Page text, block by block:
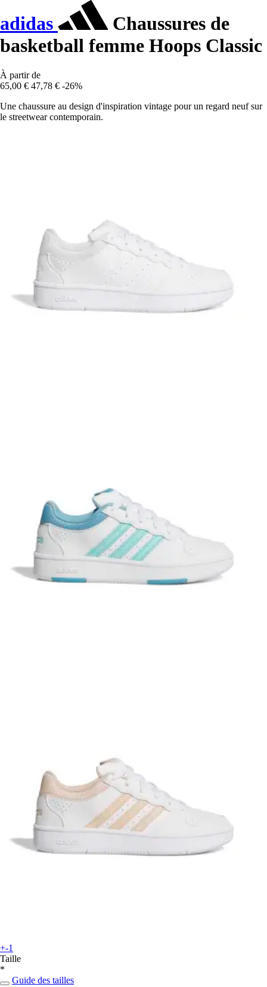
adidas
Chaussures de
basketball femme Hoops Classic
À partir de
65,00 € 47,78 € -26%
Une chaussure au design d'inspiration vintage pour un regard neuf sur
le streetwear contemporain.
+-1
Taille
*
Guide des tailles